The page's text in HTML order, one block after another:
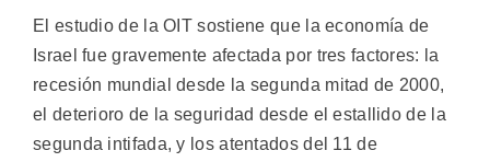
El estudio de la OIT sostiene que la economía de
Israel fue gravemente afectada por tres factores: la
recesión mundial desde la segunda mitad de 2000,
el deterioro de la seguridad desde el estallido de la
segunda intifada, y los atentados del 11 de